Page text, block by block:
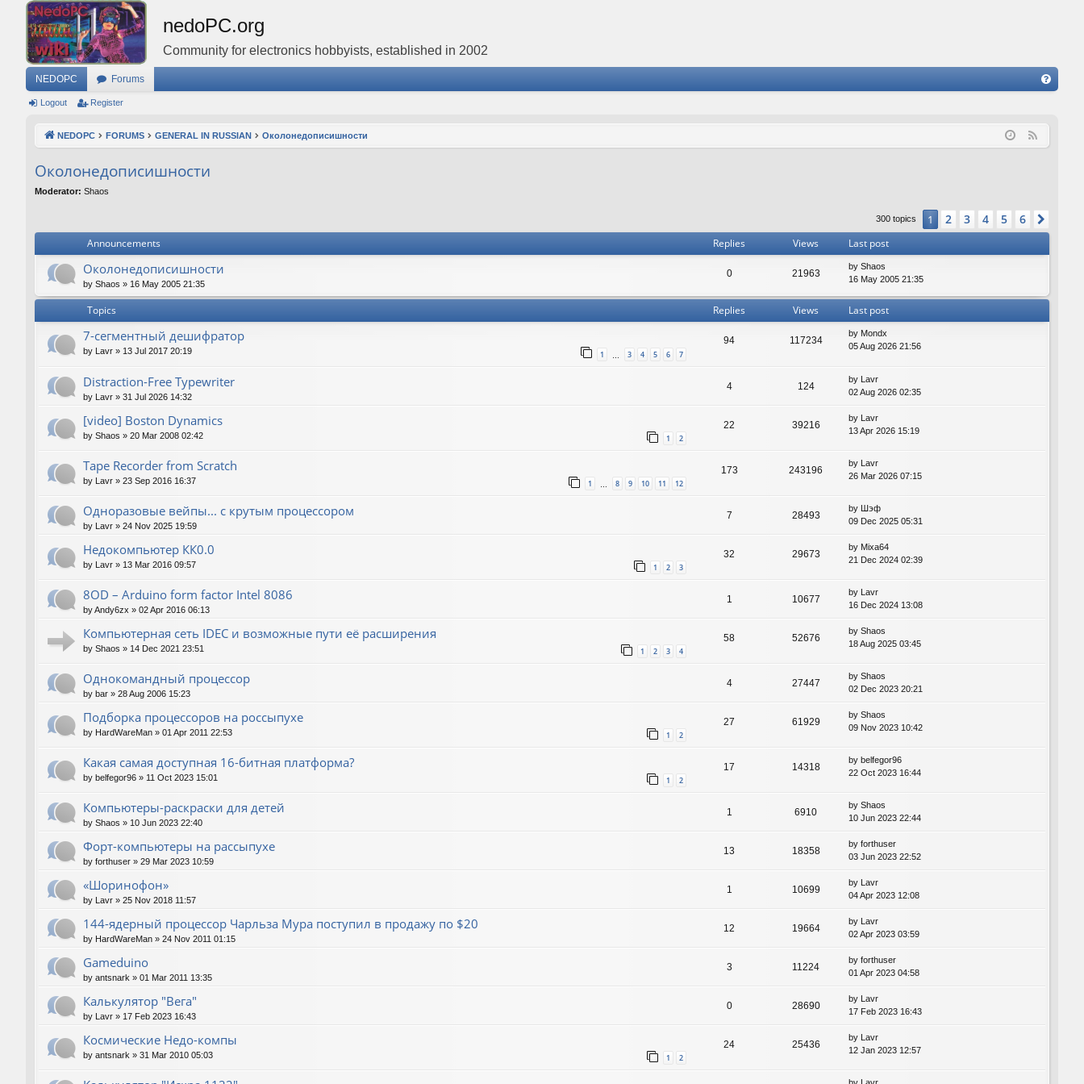
nedoPC.org
Community for electronics hobbyists, established in 2002
NEDOPC Forums
Q
Logout Register
NEDOPC FORUMS GENERAL IN RUSSIAN Околонедописишности
Околонедописишности
Moderator: Shaos
300 topics 1 2 3 4 5 6
Announcements Replies Views Last post
Околонедописишности
by Shaos » 16 May 2005 21:35
0 21963
by Shaos
16 May 2005 21:35
Topics Replies Views Last post
7-сегментный дешифратор
by Lavr » 13 Jul 2017 20:19 1 3 4 5 6 7
94 117234
by Mondx
05 Aug 2026 21:56
Distraction-Free Typewriter
by Lavr » 31 Jul 2026 14:32
4 124
by Lavr
02 Aug 2026 02:35
[video] Boston Dynamics
by Shaos » 20 Mar 2008 02:42 1 2
22 39216
by Lavr
13 Apr 2026 15:19
Tape Recorder from Scratch
by Lavr » 23 Sep 2016 16:37 1 8 9 10 11 12
173 243196
by Lavr
26 Mar 2026 07:15
Одноразовые вейпы... с крутым процессором
by Lavr » 24 Nov 2025 19:59
7 28493
by Шэф
09 Dec 2025 05:31
Недокомпьютер КК0.0
by Lavr » 13 Mar 2016 09:57 1 2 3
32 29673
by Mixa64
21 Dec 2024 02:39
8OD – Arduino form factor Intel 8086
byAndy6zx » 02 Apr 2016 06:13
1 10677
by Lavr
16 Dec 2024 13:08
Компьютерная сеть IDEC и возможные пути её расширения
by Shaos » 14 Dec 2021 23:51 1 2 3 4
58 52676
by Shaos
18 Aug 2025 03:45
Однокомандный процессор
by bar » 28 Aug 2006 15:23
4 27447
by Shaos
02 Dec 2023 20:21
Подборка процессоров на россыпухе
by HardWareMan » 01 Apr 2011 22:53 1 2
27 61929
by Shaos
09 Nov 2023 10:42
Какая самая доступная 16-битная платформа?
by belfegor96 » 11 Oct 2023 15:01 1 2
17 14318
by belfegor96
22 Oct 2023 16:44
Компьютеры-раскраски для детей
by Shaos » 10 Jun 2023 22:40
1 6910
by Shaos
10 Jun 2023 22:44
Форт-компьютеры на рассыпухе
by forthuser » 29 Mar 2023 10:59
13 18358
by forthuser
03 Jun 2023 22:52
«Шоринофон»
by Lavr » 25 Nov 2018 11:57
1 10699
by Lavr
04 Apr 2023 12:08
144-ядерный процессор Чарльза Мура поступил в продажу по $20
by HardWareMan » 24 Nov 2011 01:15
12 19664
by Lavr
02 Apr 2023 03:59
Gameduino
by antsnark » 01 Mar 2011 13:35
3 11224
by forthuser
01 Apr 2023 04:58
Калькулятор "Вега"
by Lavr » 17 Feb 2023 16:43
0 28690
by Lavr
17 Feb 2023 16:43
Космические Недо-компы
by antsnark » 31 Mar 2010 05:03 1 2
24 25436
by Lavr
12 Jan 2023 12:57